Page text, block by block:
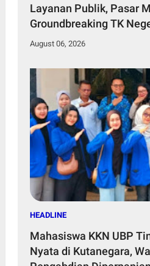
Layanan Publik, Pasar
Groundbreaking TK
August 06, 2026
HEADLINE
Mahasiswa KKN UBP
Nyata di Kutanegara,